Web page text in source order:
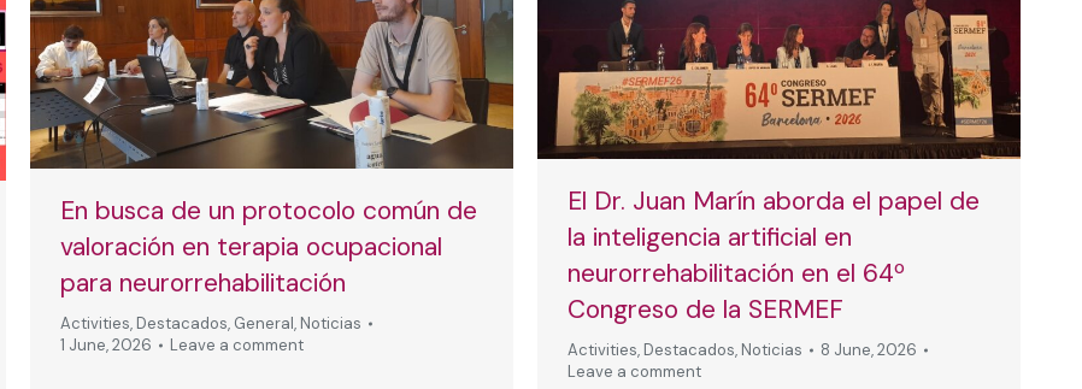
El Dr. Juan Marín aborda el papel de
la inteligencia artificial en
neurorrehabilitación en el 64º
Congreso de la SERMEF
Activities, Destacados, Noticias
8 June, 2026
Leave a comment
En busca de un protocolo común de
valoración en terapia ocupacional
para neurorrehabilitación
Activities, Destacados, General, Noticias
1 June, 2026
Leave a comment